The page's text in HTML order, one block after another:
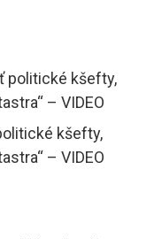
kšefty,
– VIDEO